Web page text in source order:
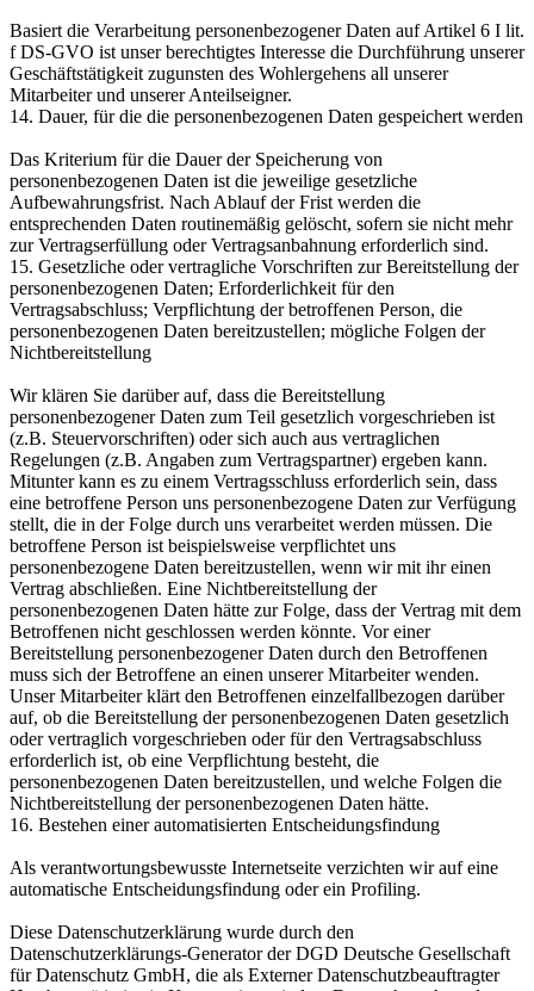
Basiert die Verarbeitung personenbezogener Daten auf Artikel 6 I lit.
f DS-GVO ist unser berechtigtes Interesse die Durchführung unserer
Geschäftstätigkeit zugunsten des Wohlergehens all unserer
Mitarbeiter und unserer Anteilseigner.
14. Dauer, für die die personenbezogenen Daten gespeichert werden
Das Kriterium für die Dauer der Speicherung von
personenbezogenen Daten ist die jeweilige gesetzliche
Aufbewahrungsfrist. Nach Ablauf der Frist werden die
entsprechenden Daten routinemäßig gelöscht, sofern sie nicht mehr
zur Vertragserfüllung oder Vertragsanbahnung erforderlich sind.
15. Gesetzliche oder vertragliche Vorschriften zur Bereitstellung der
personenbezogenen Daten; Erforderlichkeit für den
Vertragsabschluss; Verpflichtung der betroffenen Person, die
personenbezogenen Daten bereitzustellen; mögliche Folgen der
Nichtbereitstellung
Wir klären Sie darüber auf, dass die Bereitstellung
personenbezogener Daten zum Teil gesetzlich vorgeschrieben ist
(z.B. Steuervorschriften) oder sich auch aus vertraglichen
Regelungen (z.B. Angaben zum Vertragspartner) ergeben kann.
Mitunter kann es zu einem Vertragsschluss erforderlich sein, dass
eine betroffene Person uns personenbezogene Daten zur Verfügung
stellt, die in der Folge durch uns verarbeitet werden müssen. Die
betroffene Person ist beispielsweise verpflichtet uns
personenbezogene Daten bereitzustellen, wenn wir mit ihr einen
Vertrag abschließen. Eine Nichtbereitstellung der
personenbezogenen Daten hätte zur Folge, dass der Vertrag mit dem
Betroffenen nicht geschlossen werden könnte. Vor einer
Bereitstellung personenbezogener Daten durch den Betroffenen
muss sich der Betroffene an einen unserer Mitarbeiter wenden.
Unser Mitarbeiter klärt den Betroffenen einzelfallbezogen darüber
auf, ob die Bereitstellung der personenbezogenen Daten gesetzlich
oder vertraglich vorgeschrieben oder für den Vertragsabschluss
erforderlich ist, ob eine Verpflichtung besteht, die
personenbezogenen Daten bereitzustellen, und welche Folgen die
Nichtbereitstellung der personenbezogenen Daten hätte.
16. Bestehen einer automatisierten Entscheidungsfindung
Als verantwortungsbewusste Internetseite verzichten wir auf eine
automatische Entscheidungsfindung oder ein Profiling.
Diese Datenschutzerklärung wurde durch den
Datenschutzerklärungs-Generator der DGD Deutsche Gesellschaft
für Datenschutz GmbH, die als Externer Datenschutzbeauftragter